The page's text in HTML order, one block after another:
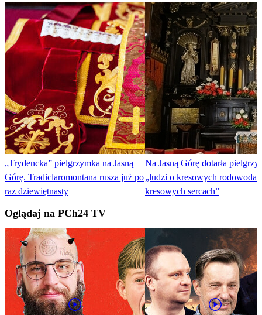
„Trydencka” pielgrzymka na Jasną
Górę. Tradiclaromontana rusza już po
raz dziewiętnasty
Na Jasną Górę dotarła
„ludzi o kresowych
kresowych sercach”
Oglądaj na PCh24 TV